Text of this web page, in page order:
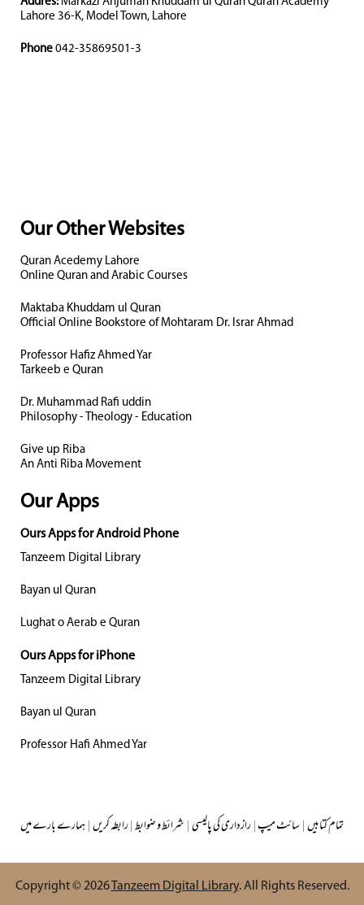
Lahore 36-K, Model Town, Lahore
Phone 042-35869501-3
Our Other Websites
Quran Acedemy Lahore
Online Quran and Arabic Courses
Maktaba Khuddam ul Quran
Official Online Bookstore of Mohtaram Dr. Israr Ahmad
Professor Hafiz Ahmed Yar
Tarkeeb e Quran
Dr. Muhammad Rafi uddin
Philosophy - Theology - Education
Give up Riba
An Anti Riba Movement
Our Apps
Ours Apps for Android Phone
Tanzeem Digital Library
Bayan ul Quran
Lughat o Aerab e Quran
Ours Apps for iPhone
Tanzeem Digital Library
Bayan ul Quran
Professor Hafi Ahmed Yar
ہمارے بارے میں|رابطہ کریں|شرائط و ضوابط|رازداری کی پالیسی|سائٹ میپ|تمام کتابیں
Copyright © 2026Tanzeem Digital Library. All Rights Reserved.